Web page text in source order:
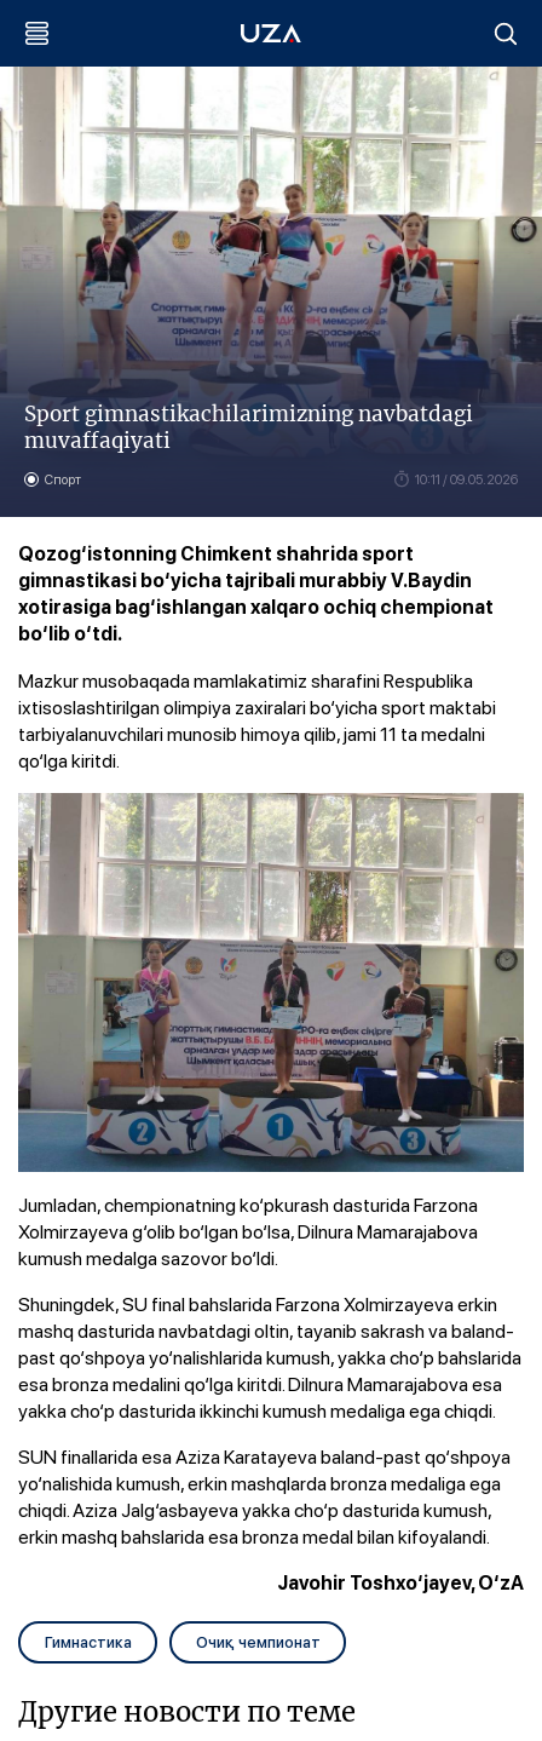
Sport gimnastikachilarimizning navbatdagi
muvaffaqiyati
Спорт 10:11 / 09.05.2026
Qozog‘istonning Chimkent shahrida sport
gimnastikasi bo‘yicha tajribali murabbiy V.Baydin
xotirasiga bag‘ishlangan xalqaro ochiq chempionat
bo‘lib o‘tdi.
Mazkur musobaqada mamlakatimiz sharafini Respublika
ixtisoslashtirilgan olimpiya zaxiralari bo‘yicha sport maktabi
tarbiyalanuvchilari munosib himoya qilib, jami 11 ta medalni
qo‘lga kiritdi.
Jumladan, chempionatning ko‘pkurash dasturida Farzona
Xolmirzayeva g‘olib bo‘lgan bo‘lsa, Dilnura Mamarajabova
kumush medalga sazovor bo‘ldi.
Shuningdek, SU final bahslarida Farzona Xolmirzayeva erkin
mashq dasturida navbatdagi oltin, tayanib sakrash va baland-
past qo‘shpoya yo‘nalishlarida kumush, yakka cho‘p bahslarida
esa bronza medalini qo‘lga kiritdi. Dilnura Mamarajabova esa
yakka cho‘p dasturida ikkinchi kumush medaliga ega chiqdi.
SUN finallarida esa Aziza Karatayeva baland-past qo‘shpoya
yo‘nalishida kumush, erkin mashqlarda bronza medaliga ega
chiqdi. Aziza Jalg‘asbayeva yakka cho‘p dasturida kumush,
erkin mashq bahslarida esa bronza medal bilan kifoyalandi.
Javohir Toshxo‘jayev, O‘zA
Гимнастика Очиқ чемпионат
Другие новости по теме